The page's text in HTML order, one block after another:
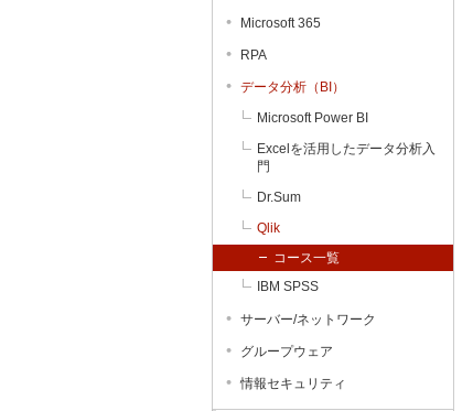
Microsoft 365
RPA
データ分析（BI）
Microsoft Power BI
Excelを活用したデータ分析入
門
Dr.Sum
Qlik
コース一覧
IBM SPSS
サーバー/ネットワーク
グループウェア
情報セキュリティ